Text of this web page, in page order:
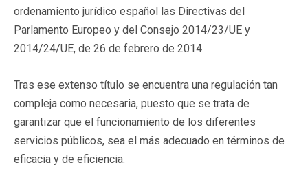
ordenamiento jurídico español las Directivas del
Parlamento Europeo y del Consejo 2014/23/UE y
2014/24/UE, de 26 de febrero de 2014.
Tras ese extenso título se encuentra una regulación tan
compleja como necesaria, puesto que se trata de
garantizar que el funcionamiento de los diferentes
servicios públicos, sea el más adecuado en términos de
eficacia y de eficiencia.